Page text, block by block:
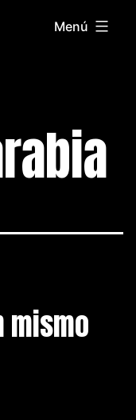
Menú
mismo